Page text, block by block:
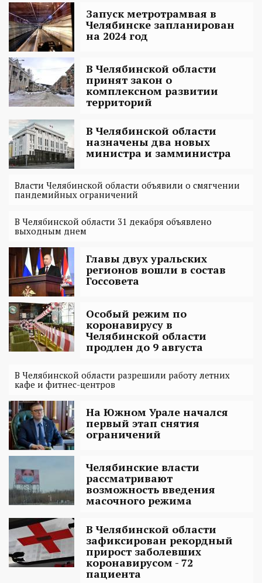
Запуск метротрамвая в
Челябинске запланирован
на 2024 год
В Челябинской области
принят закон о
комплексном развитии
территорий
В Челябинской области
назначены два новых
министра и замминистра
Власти Челябинской области объявили o смягчении
пандемийных ограничений
В Челябинской области 31 декабря объявлено
выходным днем
Главы двух уральских
регионов вошли в состав
Госсовета
Особый режим по
коронавирусу в
Челябинской области
продлен до 9 августа
В Челябинской области разрешили работу летних
кафе и фитнес-центров
На Южном Урале начался
первый этап снятия
ограничений
Челябинские власти
рассматривают
возможность введения
масочного режима
В Челябинской области
зафиксирован рекордный
прирост заболевших
коронавирусом - 72
пациента